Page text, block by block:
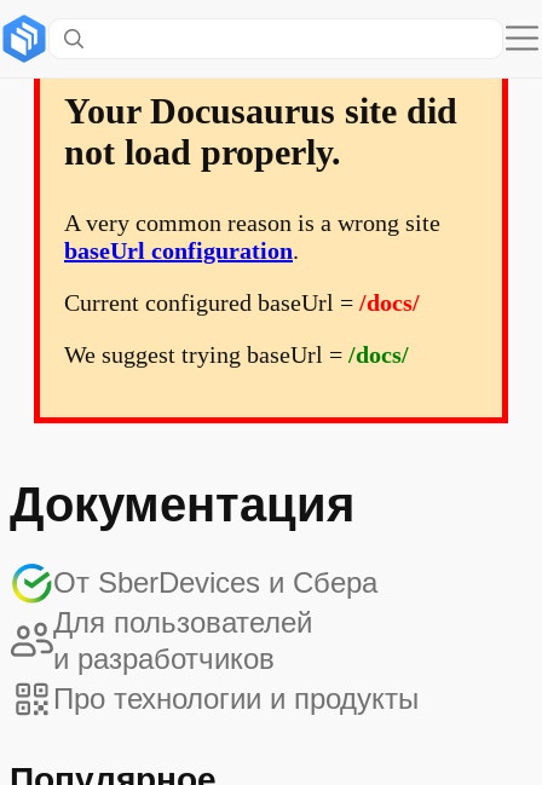
Your Docusaurus site did
not load properly.
A very common reason is a wrong site
baseUrl configuration.
Current configured baseUrl = /docs/
We suggest trying baseUrl = /docs/
Документация
От SberDevices и Сбера
Для пользователей
и разработчиков
Про технологии и продукты